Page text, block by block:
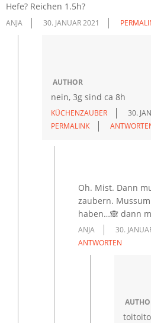
Hefe? Reichen 1.5h?
ANJA 30. JANUAR 2021
AUTHOR
nein, 3g sind ca 8h
KÜCHENZAUBER
30.
PERMALINK
Oh. Mist. Dann
zaubern.
haben…🙈 dann
ANJA 30.
ANTWORTEN